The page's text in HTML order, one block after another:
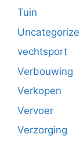
Tuin
vechtsport
Verbouwing
Verkopen
Vervoer
Verzorging